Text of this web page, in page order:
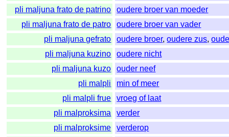
pli maljuna frato de patrino
oudere broer van moeder
pli maljuna frato de patro
oudere broer van vader
pli maljuna gefrato
oudere broer,oudere zus,
pli maljuna kuzino
oudere nicht
pli maljuna kuzo
ouder neef
pli malpli
min of meer
pli malpli frue
vroeg of laat
pli malproksima
verder
pli malproksime
verderop